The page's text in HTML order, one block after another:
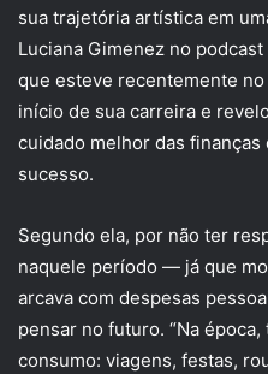
sua trajetória artística em
Luciana Gimenez no podcast
que esteve recentemente no
início de sua carreira e
cuidado melhor das
sucesso.
Segundo ela, por não ter
naquele período — já que
arcava com despesas
pensar no futuro. “Na
consumo: viagens, festas,